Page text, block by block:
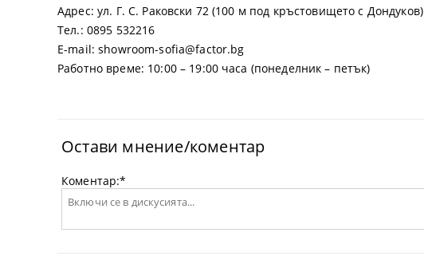
Адрес: ул. Г. С. Раковски 72 (100 м под кръстовището с Дондуков)
Тел.: 0895 532216
E-mail: showroom-sofia@factor.bg
Работно време: 10:00 – 19:00 часа (понеделник – петък)
Остави мнение/коментар
Коментар:*